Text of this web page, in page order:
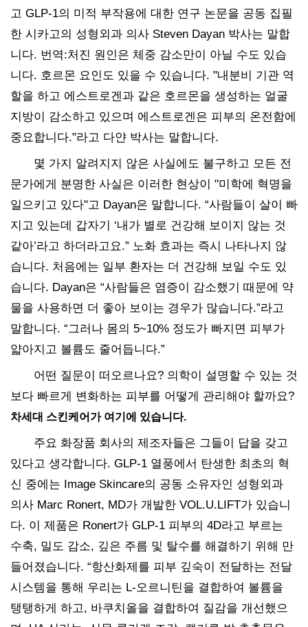
고 GLP-1의 미적 부작용에 대한 연구 논문을 공동 집필
한 시카고의 성형외과 의사 Steven Dayan 박사는 말합
니다. 번역:처진 원인은 체중 감소만이 아닐 수도 있습
니다. 호르몬 요인도 있을 수 있습니다. "내분비 기관 역
할을 하고 에스트로겐과 같은 호르몬을 생성하는 얼굴
지방이 감소하고 있으며 에스트로겐은 피부의 온전함에
중요합니다."라고 다얀 박사는 말합니다.
몇 가지 알려지지 않은 사실에도 불구하고 모든 전
문가에게 분명한 사실은 이러한 현상이 "미학에 혁명을
일으키고 있다"고 Dayan은 말합니다. “사람들이 살이 빠
지고 있는데 갑자기 ‘내가 별로 건강해 보이지 않는 것
같아’라고 하더라고요.” 노화 효과는 즉시 나타나지 않
습니다. 처음에는 일부 환자는 더 건강해 보일 수도 있
습니다. Dayan은 “사람들은 염증이 감소했기 때문에 약
물을 사용하면 더 좋아 보이는 경우가 많습니다.”라고
말합니다. “그러나 몸의 5~10% 정도가 빠지면 피부가
얇아지고 볼륨도 줄어듭니다.”
어떤 질문이 떠오르나요? 의학이 설명할 수 있는 것
보다 빠르게 변화하는 피부를 어떻게 관리해야 할까요?
차세대 스킨케어가 여기에 있습니다.
주요 화장품 회사의 제조자들은 그들이 답을 갖고
있다고 생각합니다. GLP-1 열풍에서 탄생한 최초의 혁
신 중에는 Image Skincare의 공동 소유자인 성형외과
의사 Marc Ronert, MD가 개발한 VOL.U.LIFT가 있습니
다. 이 제품은 Ronert가 GLP-1 피부의 4D라고 부르는
수축, 밀도 감소, 깊은 주름 및 탈수를 해결하기 위해 만
들어졌습니다. “항산화제를 피부 깊숙이 전달하는 전달
시스템을 통해 우리는 L-오르니틴을 결합하여 볼륨을
탱탱하게 하고, 바쿠치올을 결합하여 질감을 개선했으